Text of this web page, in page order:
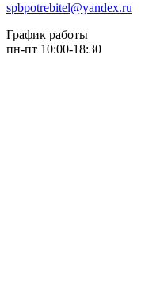
spbpotrebitel@yandex.ru
График работы
пн-пт 10:00-18:30